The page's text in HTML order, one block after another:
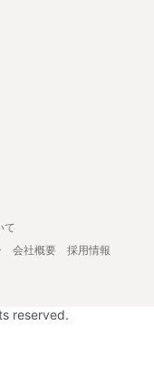
て
会社概要
採用情報
reserved.